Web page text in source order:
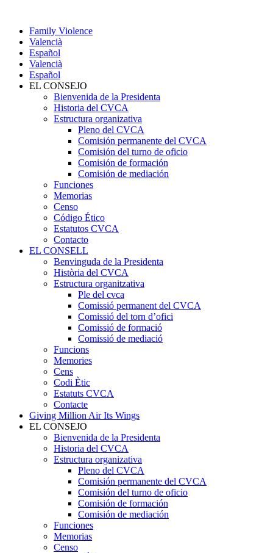
Family Violence
Valencià
Español
Valencià
Español
EL CONSEJO
Bienvenida de la Presidenta
Historia del CVCA
Estructura organizativa
Pleno del CVCA
Comisión permanente del CVCA
Comisión del turno de oficio
Comisión de formación
Comisión de mediación
Funciones
Memorias
Censo
Código Ético
Estatutos CVCA
Contacto
EL CONSELL
Benvinguda de la Presidenta
Història del CVCA
Estructura organitzativa
Ple del cvca
Comissió permanent del CVCA
Comissió del torn d’ofici
Comissió de formació
Comissió de mediació
Funcions
Memories
Cens
Codi Ètic
Estatuts CVCA
Contacte
Giving Million Air Its Wings
EL CONSEJO
Bienvenida de la Presidenta
Historia del CVCA
Estructura organizativa
Pleno del CVCA
Comisión permanente del CVCA
Comisión del turno de oficio
Comisión de formación
Comisión de mediación
Funciones
Memorias
Censo